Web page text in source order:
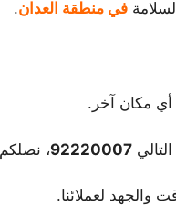
في منطقة العدان.
مكان آخر.
92220007، نصلكم
والجهد لعملائنا.